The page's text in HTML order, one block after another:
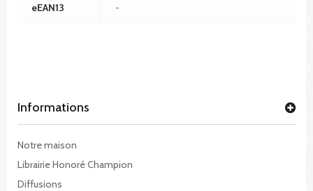
eEAN13 -
Informations
Notre maison
Librairie Honoré Champion
Diffusions